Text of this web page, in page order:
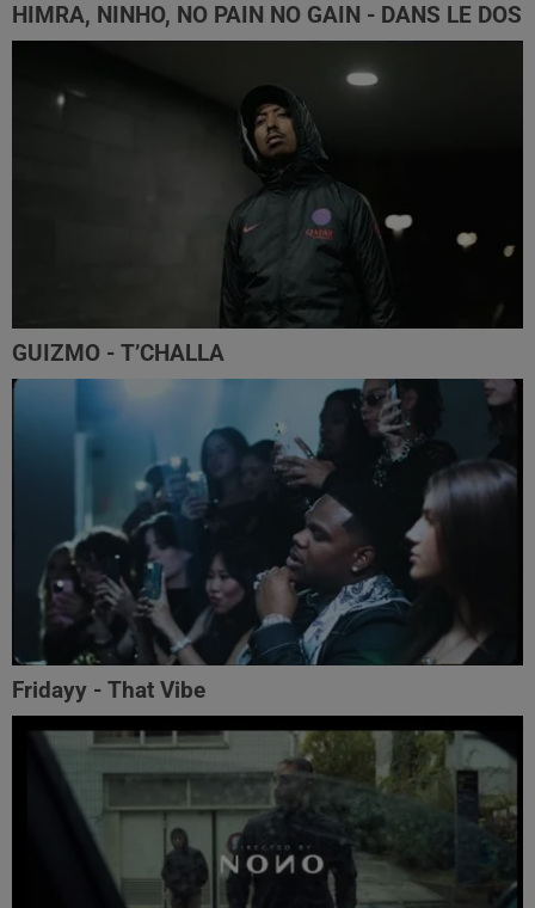
HIMRA, NINHO, NO PAIN NO GAIN - DANS LE DOS
GUIZMO - T’CHALLA
Fridayy - That Vibe